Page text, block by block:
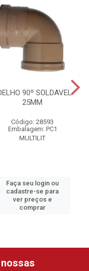
90º SOLDAVEL
25MM
Código: 28593
Embalagem: PC1
MULTILIT
Faça seu login ou
cadastre-se para
ver preços e
comprar